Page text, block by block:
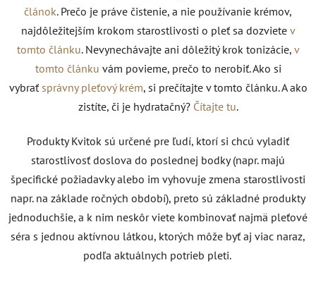
článok. Prečo je práve čistenie, a nie používanie krémov,
najdôležitejším krokom starostlivosti o pleť sa dozviete v
tomto článku. Nevynechávajte ani dôležitý krok tonizácie, v
tomto článku vám povieme, prečo to nerobiť. Ako si
vybrať správny pleťový krém, si prečítajte v tomto článku. A ako
zistíte, či je hydratačný? Čítajte tu.
Produkty Kvitok sú určené pre ľudí, ktorí si chcú vyladiť
starostlivosť doslova do poslednej bodky (napr. majú
špecifické požiadavky alebo im vyhovuje zmena starostlivosti
napr. na základe ročných období), preto sú základné produkty
jednoduchšie, a k nim neskôr viete kombinovať najmä pleťové
séra s jednou aktívnou látkou, ktorých môže byť aj viac naraz,
podľa aktuálnych potrieb pleti.